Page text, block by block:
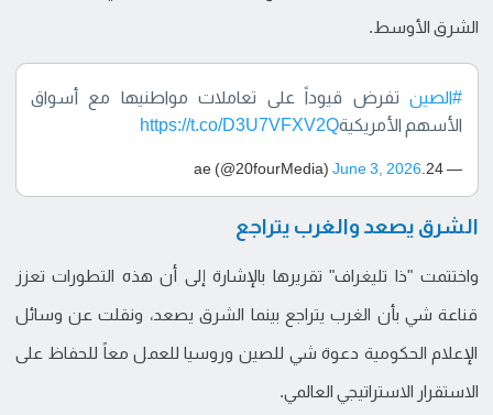
الشرق الأوسط.
#الصين تفرض قيوداً على تعاملات مواطنيها مع أسواق
الأسهم الأمريكيةhttps://t.co/D3U7VFXV2Q
— 24.ae (@20fourMedia)
June 3, 2026
الشرق يصعد والغرب يتراجع
واختتمت "ذا تليغراف" تقريرها بالإشارة إلى أن هذه التطورات تعزز
قناعة شي بأن الغرب يتراجع بينما الشرق يصعد، ونقلت عن وسائل
الإعلام الحكومية دعوة شي للصين وروسيا للعمل معاً للحفاظ على
الاستقرار الاستراتيجي العالمي.